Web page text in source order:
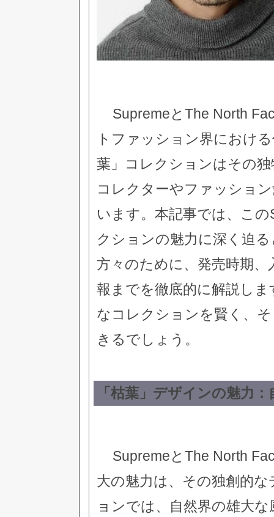
SupremeとThe North
トファッション界におけ
葉」コレクションはその
コレクターやファッショ
います。本記事では、こ
クションの魅力に深く迫
方々のために、発売時期
報までを徹底的に解説し
なコレクションを賢く、
きるでしょう。
「枯葉」デザインの魅力
SupremeとThe North
大の魅力は、その独創的
ョンでは、自然界の雄大